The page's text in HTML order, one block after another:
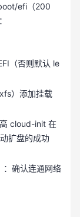
efi（200
（否则默认 le
）添加挂载
cloud-init 在
扩盘的成功
确认连通网络